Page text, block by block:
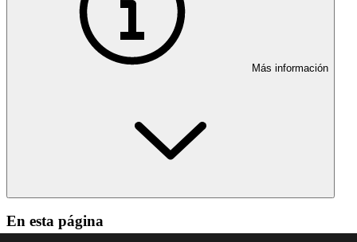
Más información
En esta página